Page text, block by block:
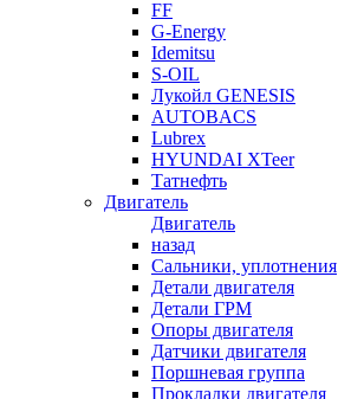
FF
G-Energy
Idemitsu
S-OIL
Лукойл GENESIS
AUTOBACS
Lubrex
HYUNDAI XTeer
Татнефть
Двигатель
Двигатель
назад
Сальники, уплотнения
Детали двигателя
Детали ГРМ
Опоры двигателя
Датчики двигателя
Поршневая группа
Прокладки двигателя